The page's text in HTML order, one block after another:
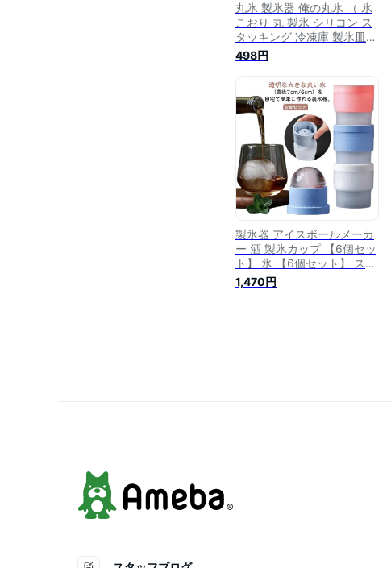
丸氷 製氷器 俺の丸氷 （ 氷
こおり 丸 製氷 シリコン ス
タッキング 冷凍庫 製氷皿
アイスボールメーカー 製氷
カップ 製氷グッズ 日本製
丸型 丸い氷 球状 球体 家庭
用 アイスボール 球状製氷器
家庭用丸型 ライクイット ）
【3980円以上送料無料】
498円
製氷器 アイスボールメーカ
ー 酒 製氷カップ 【6個セッ
ト】 氷 【6個セット】 スタ
ッキング 宅飲み 丸氷 シリ
コン製 製氷皿 丸 冷凍庫 家
1,470円